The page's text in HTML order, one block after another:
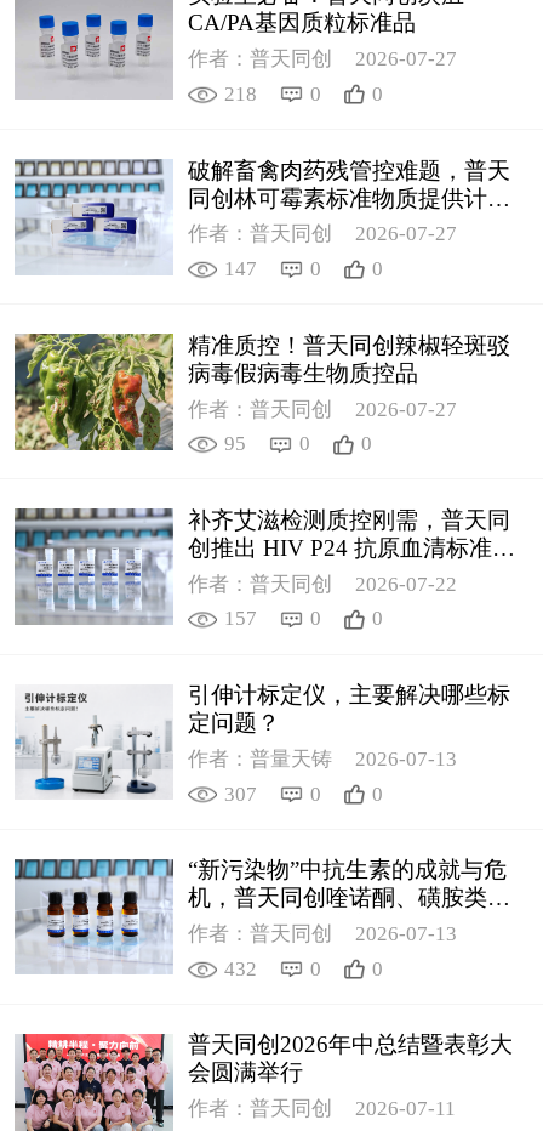
CA/PA基因质粒标准品
作者：普天同创
2026-07-27
218
0 0
破解畜禽肉药残管控难题，普天
同创林可霉素标准物质提供计量
支撑
作者：普天同创
2026-07-27
147
0 0
精准质控！普天同创辣椒轻斑驳
病毒假病毒生物质控品
作者：普天同创
2026-07-27
95
0 0
补齐艾滋检测质控刚需，普天同
创推出 HIV P24 抗原血清标准物
质
作者：普天同创
2026-07-22
157
0 0
引伸计标定仪，主要解决哪些标
定问题？
作者：普量天铸
2026-07-13
307
0 0
“新污染物”中抗生素的成就与危
机，普天同创喹诺酮、磺胺类质
控新品筑牢环境安全防线
作者：普天同创
2026-07-13
432
0 0
普天同创2026年中总结暨表彰大
会圆满举行
作者：普天同创
2026-07-11